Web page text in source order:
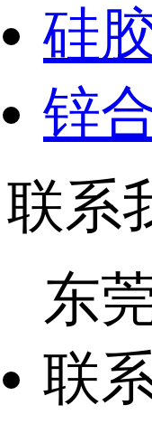
硅
锌
联系
东
联